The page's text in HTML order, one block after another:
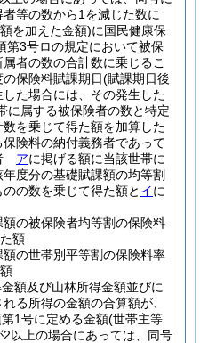
等の数から1を減じた数に
を加えた金額)に国民健康保
第3号ロの規定において被保
者の数の合計数に乗じるこ
保険料賦課期日(賦課期日後
た場合には、その発生した
に属する被保険者の数と特定
を乗じて得た額を加算した
険料の納付義務者であって
アに掲げる額に当該世帯に
度分の基礎賦課額の均等割
の数を乗じて得た額と イに
の被保険者均等割の保険料
額
の世帯別平等割の保険料率
額及び山林所得金額並びに
る所得の金額の合算額が、
1号に定める金額(世帯主等
以上の場合にあっては、同号